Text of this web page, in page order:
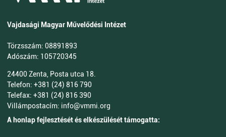
Vajdasági Magyar Művelődési Intézet
Törzsszám: 08891893
Adószám: 105720345
24400 Zenta, Posta utca 18.
Telefon: +381 (24) 816 790
Telefax: +381 (24) 816 390
Villámpostacím: info@vmmi.org
A honlap fejlesztését és elkészülését támogatta: